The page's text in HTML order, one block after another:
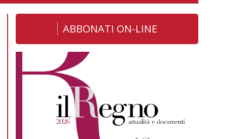
ABBONATI ON-LINE